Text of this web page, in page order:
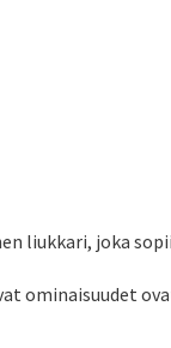
liukkari, joka
ominaisuudet